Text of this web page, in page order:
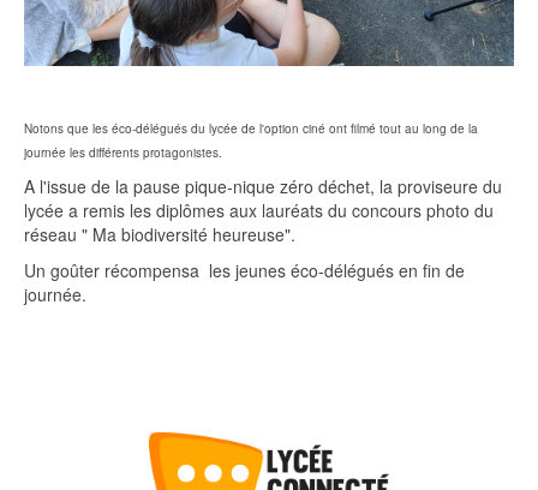
Notons que les éco-délégués du lycée de l'option ciné ont filmé tout au long de la
journée les différents protagonistes.
A l'issue de la pause pique-nique zéro déchet, la proviseure du
lycée a remis les diplômes aux lauréats du concours photo du
réseau " Ma biodiversité heureuse".
Un goûter récompensa les jeunes éco-délégués en fin de
journée.